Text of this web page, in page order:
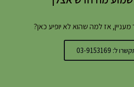
אז למה שהוא לא יופיע כאן?
ל: 03-9153169